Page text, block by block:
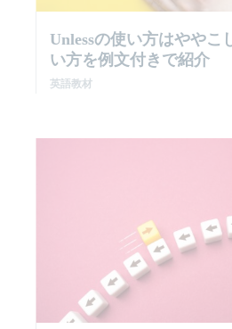
Unlessの使い方はややこ
い方を例文付きで紹介
英語教材